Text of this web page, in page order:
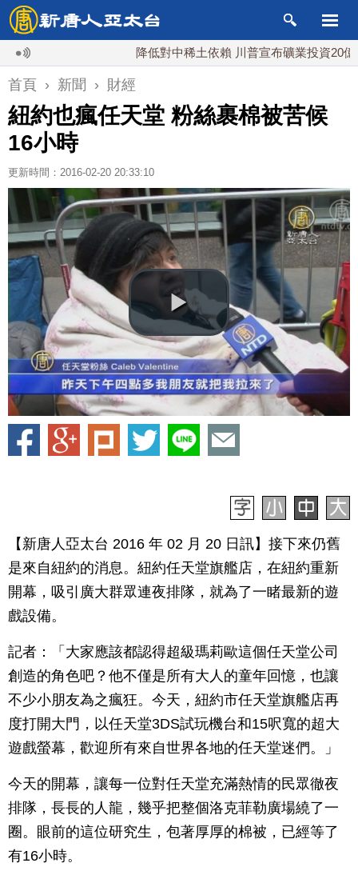
降低對中稀土依賴 川普宣布礦業投資20億美元
首頁 › 新聞 › 財經
紐約也瘋任天堂 粉絲裹棉被苦候
16小時
更新時間：2016-02-20 20:33:10
【新唐人亞太台 2016 年 02 月 20 日訊】接下來仍舊
是來自紐約的消息。紐約任天堂旗艦店，在紐約重新
開幕，吸引廣大群眾連夜排隊，就為了一睹最新的遊
戲設備。
記者：「大家應該都認得超級瑪莉歐這個任天堂公司
創造的角色吧？他不僅是所有大人的童年回憶，也讓
不少小朋友為之瘋狂。今天，紐約市任天堂旗艦店再
度打開大門，以任天堂3DS試玩機台和15呎寬的超大
遊戲螢幕，歡迎所有來自世界各地的任天堂迷們。」
今天的開幕，讓每一位對任天堂充滿熱情的民眾徹夜
排隊，長長的人龍，幾乎把整個洛克菲勒廣場繞了一
圈。眼前的這位研究生，包著厚厚的棉被，已經等了
有16小時。